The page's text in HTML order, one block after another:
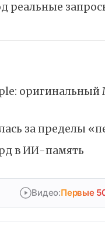
реальные
за пределы
в ИИ-память
Видео:Первые